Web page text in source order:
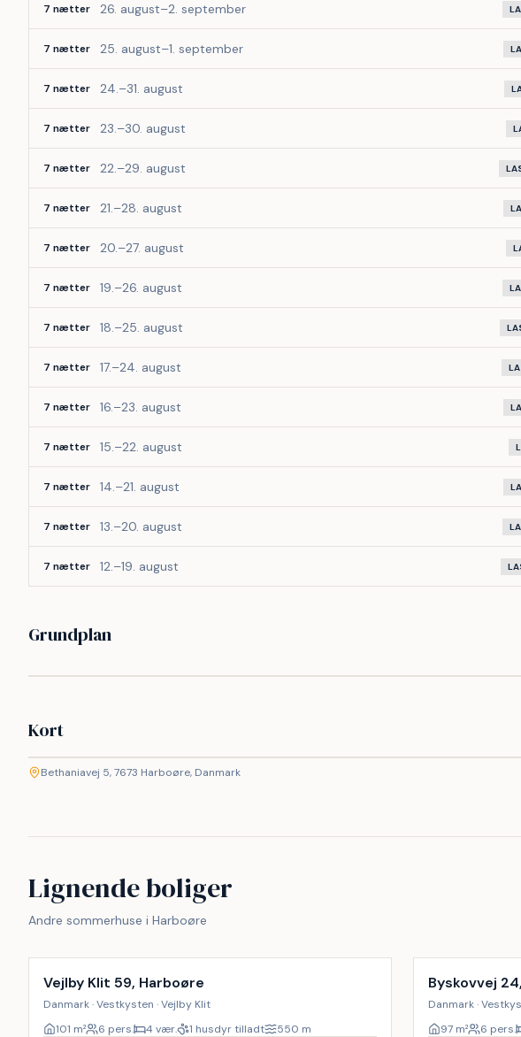
7 nætter 26. august–2. september
7 nætter 25. august–1. september
7 nætter 24.–31. august
7 nætter 23.–30. august
7 nætter 22.–29. august
7 nætter 21.–28. august
7 nætter 20.–27. august
7 nætter 19.–26. august
7 nætter 18.–25. august
7 nætter 17.–24. august
7 nætter 16.–23. august
7 nætter 15.–22. august
7 nætter 14.–21. august
7 nætter 13.–20. august
7 nætter 12.–19. august
Grundplan
Kort
+
Bethaniavej 5, 7673 Harboøre, Danmark
Lignende boliger
Andre sommerhuse i Harboøre
Vejlby Klit 59, Harboøre
Danmark · Vestkysten · Vejlby Klit
101 m² 6 pers. 4 vær. 1 husdyr tilladt 550 m
Byskovvej
Danmark ·
97m² 6 pers.